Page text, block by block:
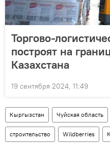
Торгово-
построят на
Казахстана
19 сентября 2024, 11:49
Кыргызстан Чуйская область
строительство Wildberries